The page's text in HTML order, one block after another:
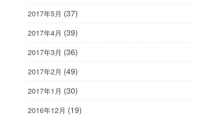
2017年5月 (37)
2017年4月 (39)
2017年3月 (36)
2017年2月 (49)
2017年1月 (30)
2016年12月 (19)